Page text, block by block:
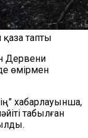
тапты
Дервени
өмірмен
хабарлауынша,
табылған